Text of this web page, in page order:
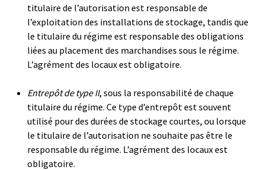
titulaire de l’autorisation est responsable de
l’exploitation des installations de stockage, tandis que
le titulaire du régime est responsable des obligations
liées au placement des marchandises sous le régime.
L’agrément des locaux est obligatoire.
Entrepôt de type II, sous la responsabilité de chaque
titulaire du régime. Ce type d’entrepôt est souvent
utilisé pour des durées de stockage courtes, ou lorsque
le titulaire de l’autorisation ne souhaite pas être le
responsable du régime. L’agrément des locaux est
obligatoire.